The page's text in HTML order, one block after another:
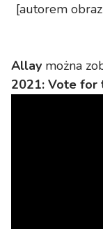
[autorem
Allay można
2021: Vote for